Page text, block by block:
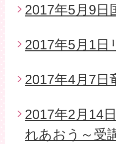
2017年5月9日
2017年5月1日
2017年4月7日
2017年2月14
れあおう～受